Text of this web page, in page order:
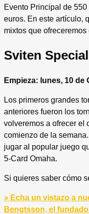
Evento Principal de
euros. En este artículo,
mixtos que
Sviten Special
Empieza: lunes, 10 de
Los primeros grandes
anteriores fueron los
volveremos a ofrecer el
comienzo de la
jugar al popular juego
5-Card Omaha.
Si quieres saber cómo
» Echa un vistazo a
Bengtsson, el